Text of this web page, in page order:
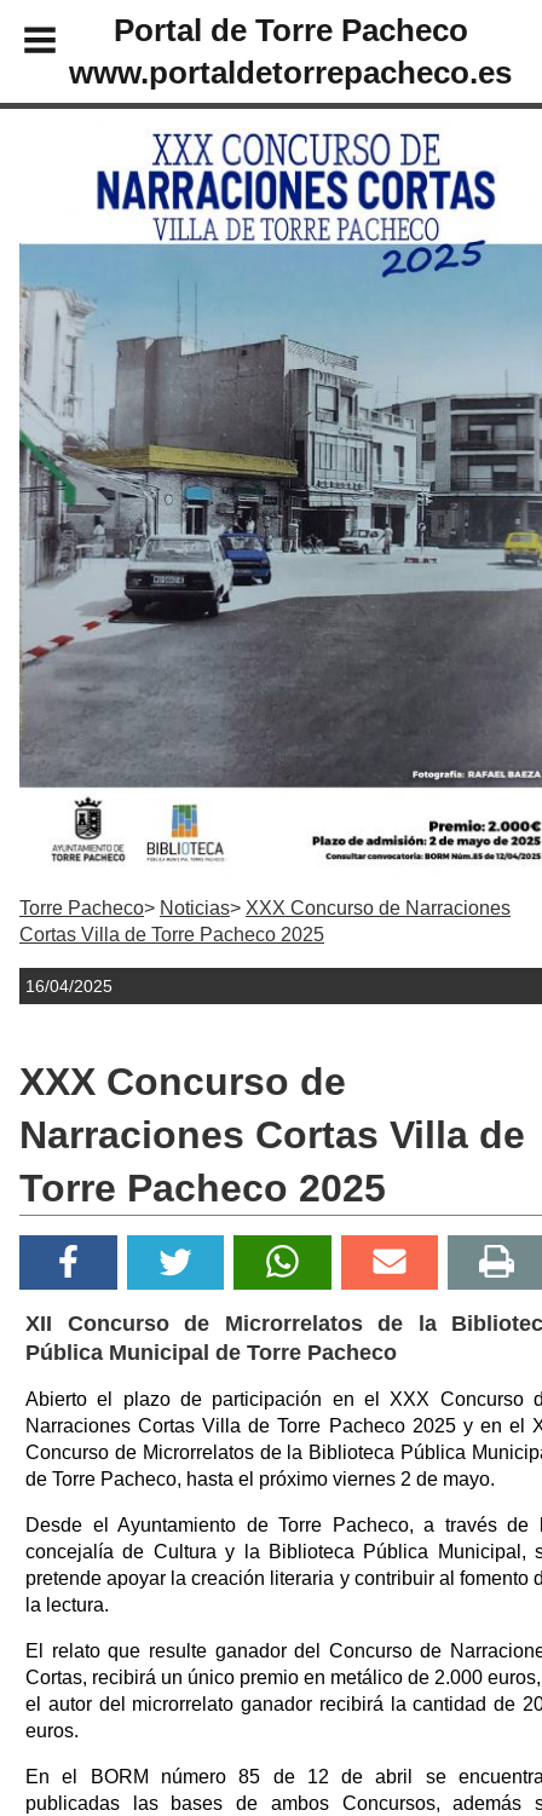
Portal de Torre Pacheco
www.portaldetorrepacheco.es
Torre Pacheco Noticias
XXX Concurso de Narraciones
Cortas Villa de Torre Pacheco 2025
16/04/2025
XXX Concurso de
Narraciones Cortas Villa de
Torre Pacheco 2025
XII Concurso de Microrrelatos de la
Pública Municipal de Torre Pacheco
Abierto el plazo de participación en el XXX Concurso
Narraciones Cortas Villa de Torre Pacheco 2025 y en el
Concurso de Microrrelatos de la Biblioteca Pública
de Torre Pacheco, hasta el próximo viernes 2 de mayo.
Desde el Ayuntamiento de Torre Pacheco, a través de
concejalía de Cultura y la Biblioteca Pública Municipal,
pretende apoyar la creación literaria y contribuir al fomento
la lectura.
El relato que resulte ganador del Concurso de
Cortas, recibirá un único premio en metálico de 2.000
el autor del microrrelato ganador recibirá la cantidad de
euros.
En el BORM número 85 de 12 de abril se
publicadas las bases de ambos Concursos, además